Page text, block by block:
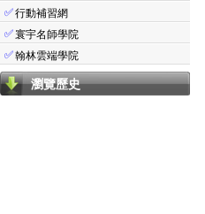
✅行動補習網
✅寰宇名師學院
✅翰林雲端學院
瀏覽歷史